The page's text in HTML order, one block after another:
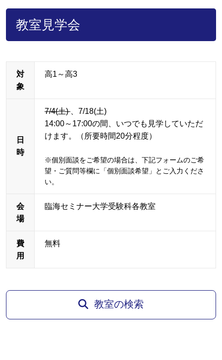
教室見学会
対
象
高1～高3
日
時
7/4(土) 、7/18(土)
14:00～17:00の間、いつでも見学していただ
けます。（所要時間20分程度）
※個別面談をご希望の場合は、下記フォームのご希
望・ご質問等欄に「個別面談希望」とご入力くださ
い。
会
場
臨海セミナー大学受験科各教室
費
用
無料
教室の検索